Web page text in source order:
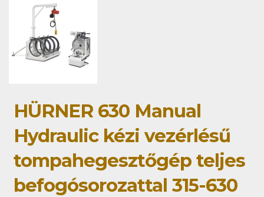
HÜRNER 630 Manual
Hydraulic kézi vezérlésű
tompahegesztőgép teljes
befogósorozattal 315-630